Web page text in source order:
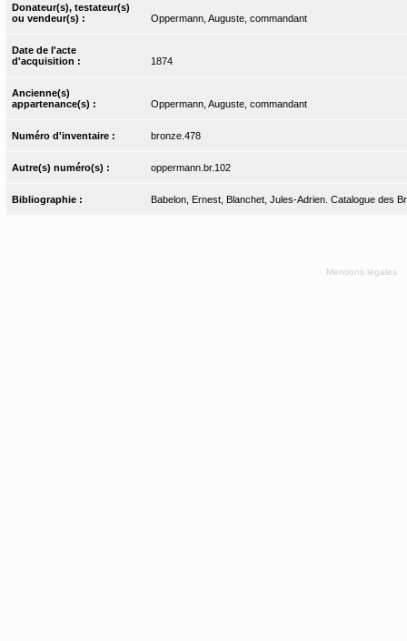
Donateur(s), testateur(s)
ou vendeur(s) :
Oppermann, Auguste, commandant
Date de l'acte
d'acquisition :
1874
Ancienne(s)
appartenance(s) :
Oppermann, Auguste, commandant
Numéro d'inventaire : bronze.478
Autre(s) numéro(s) : oppermann.br.102
Bibliographie : Babelon, Ernest, Blanchet, Jules-Adrien. Catalogue des
Mentions légales